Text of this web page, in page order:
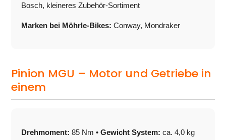
Bosch, kleineres Zubehör-Sortiment
Marken bei Möhrle-Bikes: Conway, Mondraker
Pinion MGU – Motor und Getriebe in
einem
Drehmoment: 85 Nm •Gewicht System: ca. 4,0 kg